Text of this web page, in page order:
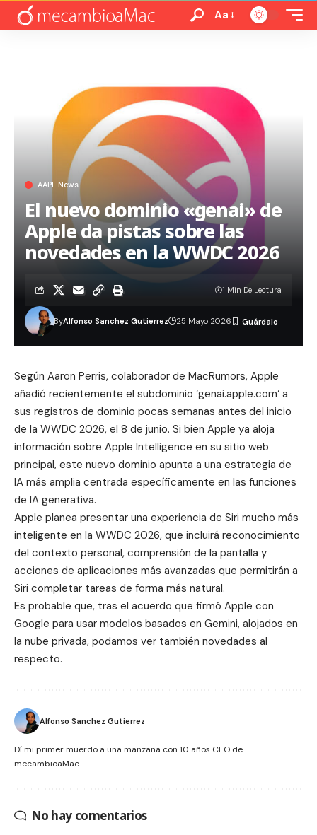
Aa
AAPL News
El nuevo dominio «genai» de
Apple da pistas sobre las
novedades en la WWDC 2026
ByAlfonso Sanchez Gutierrez 25 Mayo 2026
1 Min De Lectura
Según Aaron Perris, colaborador de MacRumors, Apple
añadió recientemente el subdominio ‘genai.apple.com‘ a
sus registros de dominio pocas semanas antes del inicio
de la WWDC 2026, el 8 de junio. Si bien Apple ya aloja
información sobre Apple Intelligence en su sitio web
principal, este nuevo dominio apunta a una estrategia de
IA más amplia centrada específicamente en las funciones
de IA generativa.
Apple planea presentar una experiencia de Siri mucho más
inteligente en la WWDC 2026, que incluirá reconocimiento
del contexto personal, comprensión de la pantalla y
acciones de aplicaciones más avanzadas que permitirán a
Siri completar tareas de forma más natural.
Es probable que, tras el acuerdo que firmó Apple con
Google para usar modelos basados ​​en Gemini, alojados en
la nube privada, podamos ver también novedades al
respecto.
Alfonso Sanchez Gutierrez
Dí mi primer muerdo a una manzana con 10 años CEO de
mecambioaMac
No hay comentarios